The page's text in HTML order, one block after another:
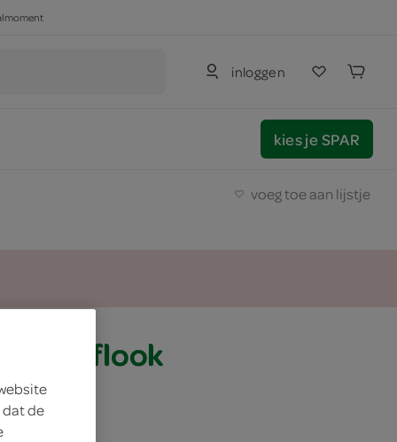
inloggen
kies je SPAR
voeg toe aan lijstje
knoflook
de